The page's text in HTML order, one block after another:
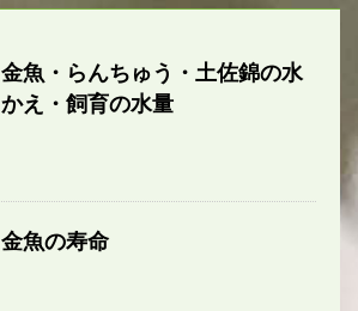
金魚・らんちゅう・土佐錦の水
かえ・飼育の水量
金魚の寿命